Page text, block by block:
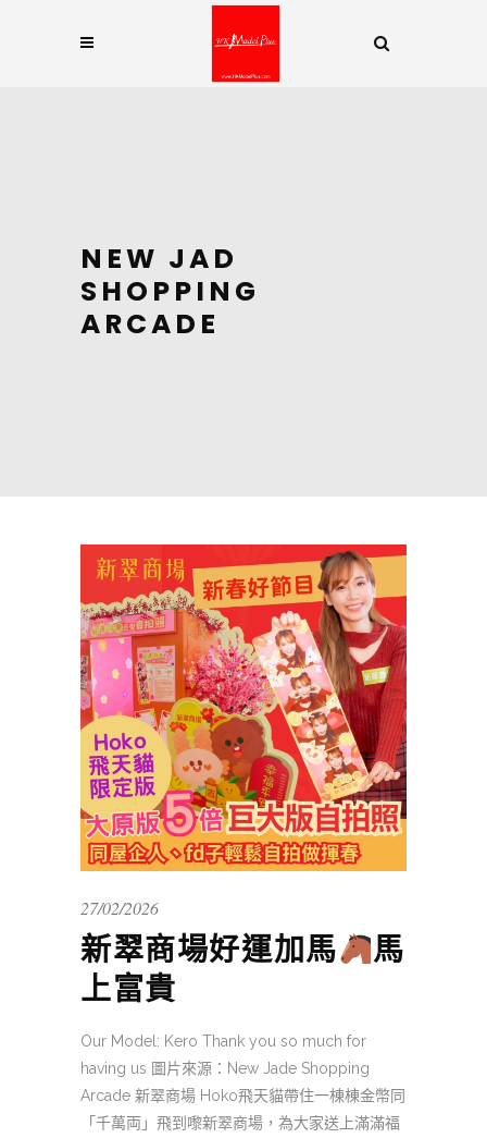
NEW JAD
SHOPPING
ARCADE
27/02/2026
新翠商場好運加馬
馬
上富貴
Our Model: Kero Thank you so much for
having us 圖片來源：New Jade Shopping
Arcade 新翠商場 Hoko飛天貓帶住一棟棟金幣同
「千萬両」飛到嚟新翠商場，為大家送上滿滿福